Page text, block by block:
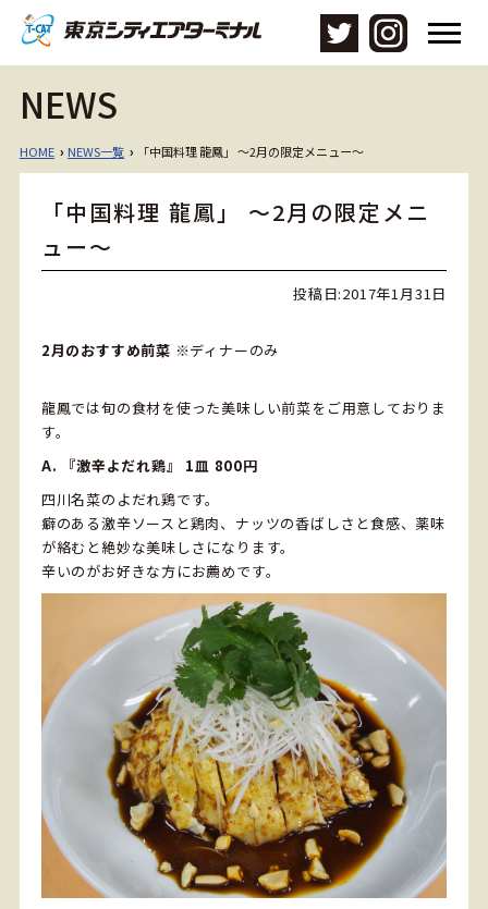
メ
NEWS
HOME › NEWS一覧 › 「中国料理 龍鳳」 ～2月の限定メニュー～
「中国料理 龍鳳」 ～2月の限定メニ
ュー～
投稿日:2017年1月31日
2月のおすすめ前菜 ※ディナーのみ
龍鳳では旬の食材を使った美味しい前菜をご用意しておりま
す。
A. 『激辛よだれ鶏』 1皿 800円
四川名菜のよだれ鶏です。
癖のある激辛ソースと鶏肉、ナッツの香ばしさと食感、薬味
が絡むと絶妙な美味しさになります。
辛いのがお好きな方にお薦めです。